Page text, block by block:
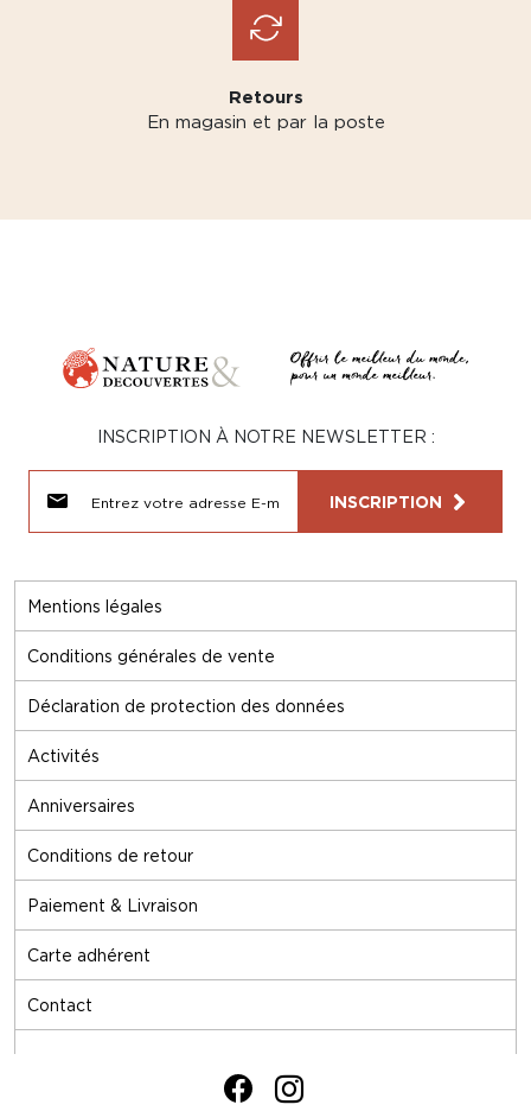
Retours
En magasin et par la poste
Mentions légales
Conditions générales de vente
Déclaration de protection des données
Activités
Anniversaires
Conditions de retour
Paiement & Livraison
Carte adhérent
Contact
INSCRIPTION À NOTRE NEWSLETTER :
INSCRIPTION